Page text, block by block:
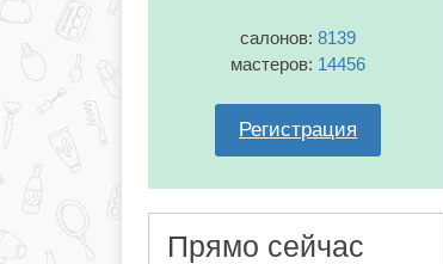
салонов:8139
мастеров: 14456
Регистрация
Прямо сейчас